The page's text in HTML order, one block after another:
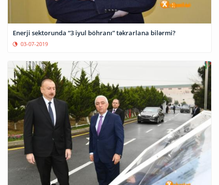
Enerji sektorunda “3 iyul böhranı” təkrarlana bilərmi?
03-07-2019